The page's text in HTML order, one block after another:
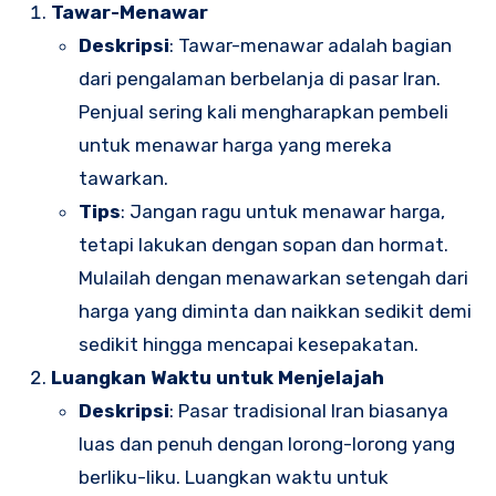
Tawar-Menawar
Deskripsi: Tawar-menawar adalah bagian
dari pengalaman berbelanja di pasar Iran.
Penjual sering kali mengharapkan pembeli
untuk menawar harga yang mereka
tawarkan.
Tips: Jangan ragu untuk menawar harga,
tetapi lakukan dengan sopan dan hormat.
Mulailah dengan menawarkan setengah dari
harga yang diminta dan naikkan sedikit demi
sedikit hingga mencapai kesepakatan.
Luangkan Waktu untuk Menjelajah
Deskripsi: Pasar tradisional Iran biasanya
luas dan penuh dengan lorong-lorong yang
berliku-liku. Luangkan waktu untuk